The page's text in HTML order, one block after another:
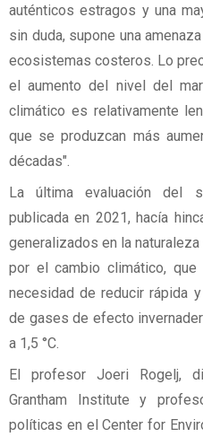
auténticos estragos y una
sin duda, supone una
ecosistemas costeros. Lo
el aumento del nivel del
climático es relativamente
que se produzcan más
décadas".
La última evaluación del
publicada en 2021, hacía
generalizados en la
por el cambio climático, que
necesidad de reducir rápida
de gases de efecto
a 1,5 °C.
El profesor Joeri Rogelj,
Grantham Institute y
políticas en el Center for